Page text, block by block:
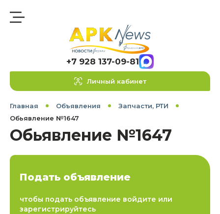
+7 928 137-09-81
Личный кабинет
Главная Объявления
Запчасти, РТИ
Обьявление №1647
Обьявление №1647
Подать объявление
чтобы подать объявление войдите или
зарегистрируйтесь